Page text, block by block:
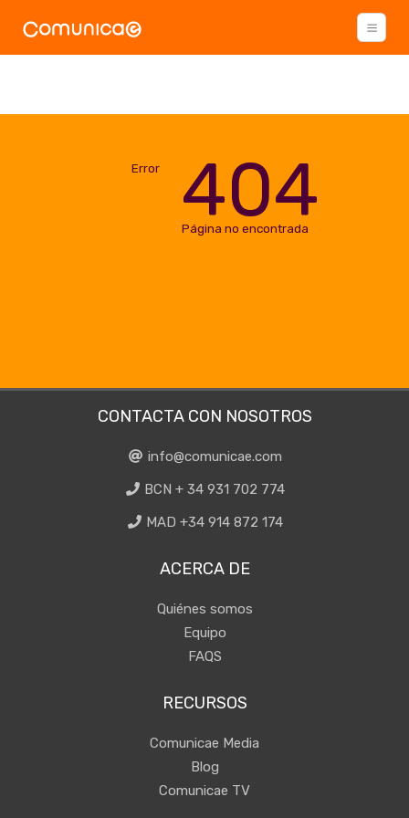
Error 404
Página no encontrada
CONTACTA CON NOSOTROS
info@comunicae.com
BCN + 34 931 702 774
MAD +34 914 872 174
ACERCA DE
Quiénes somos
Equipo
FAQS
RECURSOS
Comunicae Media
Blog
Comunicae TV